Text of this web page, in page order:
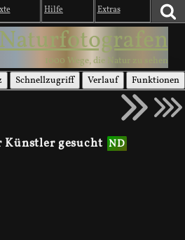
Hilfe Extras
1000 Wege, die Natur zu sehen
Schnellzugriff Verlauf Funktionen
Künstler gesucht